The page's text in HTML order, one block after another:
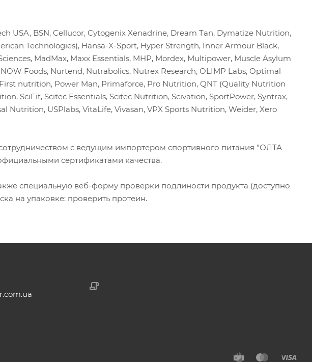
USA, BSN, Cellucor, Cytogenix Xenadrine, Dream Tan, Dymatize Nutrition,
Technologies), Hansa-X-Sport, Hyper Strength, Inner Armour Black,
MadMax, Maxx Essentials, MHP, Mordex, Multipower, Muscle Asylum
Foods, Nurtend, Nutrabolics, Nutrex Research, OLIMP Labs, Optimal
nutrition, Power Man, Primaforce, Pro Nutrition, QNT (Quality Nutrition
SciFit, Scitec Essentials, Scitec Nutrition, Scivation, SportPower, Syntrax,
USPlabs, VitaLife, Vivasan, VPX Sports Nutrition, Weider, Xero
с ведущим импортером спортивного питания "ОЛТА
сертификатами качества.
специальную веб-форму проверки подлиности продукта (доступно
на упаковке: проверить протеин.